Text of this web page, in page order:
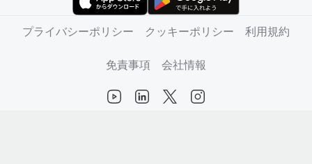
プライバシーポリシー
クッキーポリシー 利用規約
免責事項 会社情報